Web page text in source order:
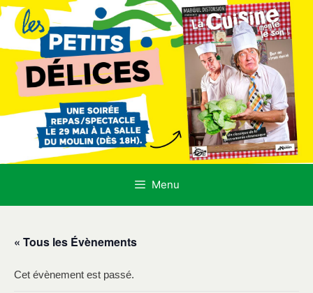
Aller
contenu
Menu
« Tous les Évènements
Cet évènement est passé.